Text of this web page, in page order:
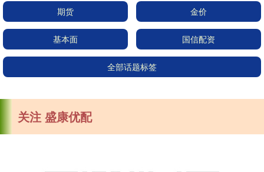
期货 金价
基本面 国信配资
全部话题标签
关注 盛康优配